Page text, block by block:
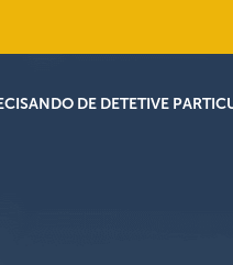
DE DETETIVE